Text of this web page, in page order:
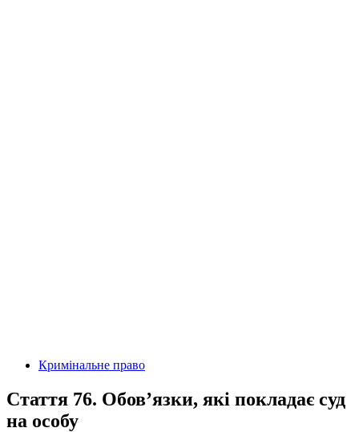
Кримінальне право
Стаття 76. Обов’язки, які покладає суд
на особу